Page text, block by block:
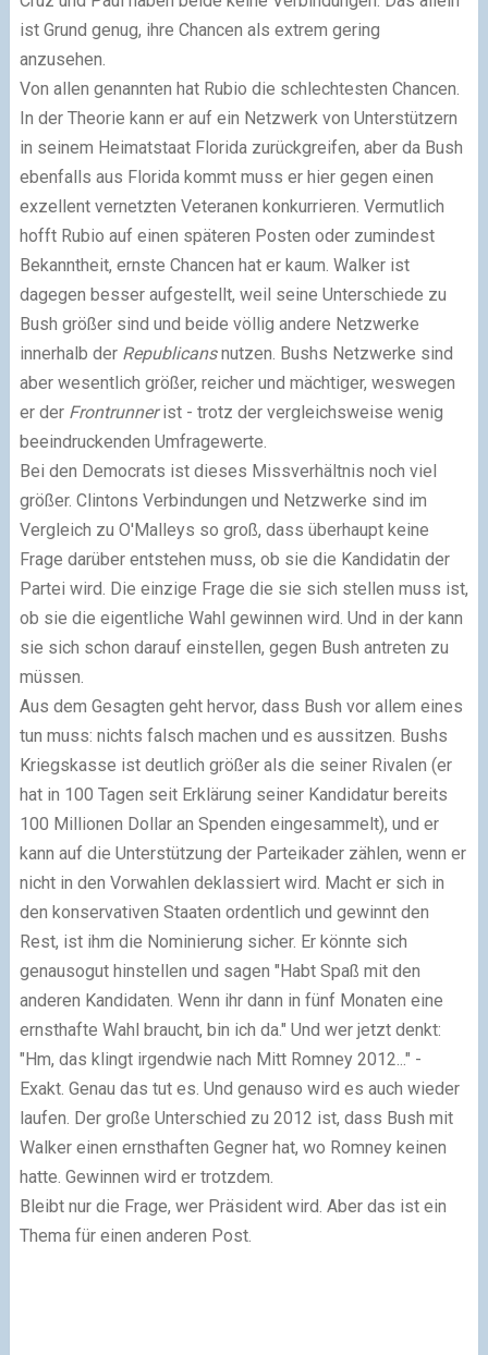
ist Grund genug, ihre Chancen als extrem gering
anzusehen.
Von allen genannten hat Rubio die schlechtesten Chancen.
In der Theorie kann er auf ein Netzwerk von Unterstützern
in seinem Heimatstaat Florida zurückgreifen, aber da Bush
ebenfalls aus Florida kommt muss er hier gegen einen
exzellent vernetzten Veteranen konkurrieren. Vermutlich
hofft Rubio auf einen späteren Posten oder zumindest
Bekanntheit, ernste Chancen hat er kaum. Walker ist
dagegen besser aufgestellt, weil seine Unterschiede zu
Bush größer sind und beide völlig andere Netzwerke
innerhalb der Republicansnutzen. Bushs Netzwerke sind
aber wesentlich größer, reicher und mächtiger, weswegen
er der Frontrunnerist - trotz der vergleichsweise wenig
beeindruckenden Umfragewerte.
Bei den Democrats ist dieses Missverhältnis noch viel
größer. Clintons Verbindungen und Netzwerke sind im
Vergleich zu O'Malleys so groß, dass überhaupt keine
Frage darüber entstehen muss, ob sie die Kandidatin der
Partei wird. Die einzige Frage die sie sich stellen muss ist,
ob sie die eigentliche Wahl gewinnen wird. Und in der kann
sie sich schon darauf einstellen, gegen Bush antreten zu
müssen.
Aus dem Gesagten geht hervor, dass Bush vor allem eines
tun muss: nichts falsch machen und es aussitzen. Bushs
Kriegskasse ist deutlich größer als die seiner Rivalen (er
hat in 100 Tagen seit Erklärung seiner Kandidatur bereits
100 Millionen Dollar an Spenden eingesammelt), und er
kann auf die Unterstützung der Parteikader zählen, wenn er
nicht in den Vorwahlen deklassiert wird. Macht er sich in
den konservativen Staaten ordentlich und gewinnt den
Rest, ist ihm die Nominierung sicher. Er könnte sich
genausogut hinstellen und sagen "Habt Spaß mit den
anderen Kandidaten. Wenn ihr dann in fünf Monaten eine
ernsthafte Wahl braucht, bin ich da." Und wer jetzt denkt:
"Hm, das klingt irgendwie nach Mitt Romney 2012..." -
Exakt. Genau das tut es. Und genauso wird es auch wieder
laufen. Der große Unterschied zu 2012 ist, dass Bush mit
Walker einen ernsthaften Gegner hat, wo Romney keinen
hatte. Gewinnen wird er trotzdem.
Bleibt nur die Frage, wer Präsident wird. Aber das ist ein
Thema für einen anderen Post.